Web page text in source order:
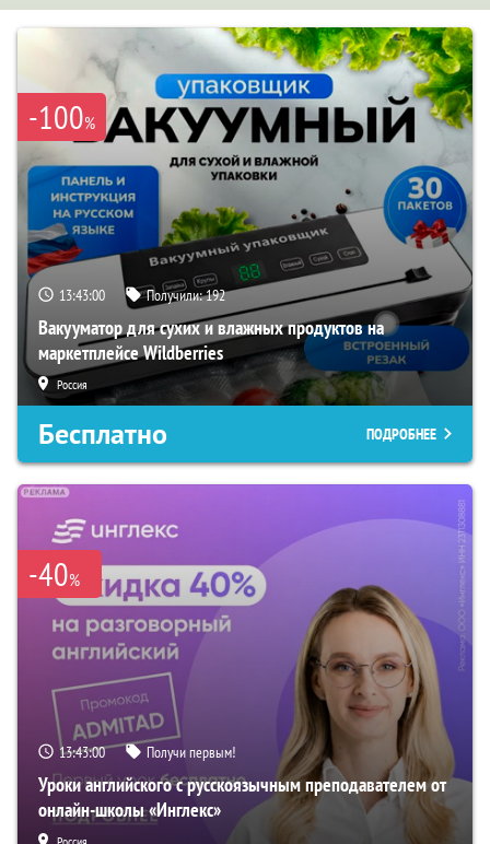
-100%
13:42:59 Получили:192
Вакууматор для сухих и влажных продуктов на
маркетплейсе Wildberries
Россия
Бесплатно ПОДРОБНЕЕ
-40%
13:42:59 Получи первым!
Уроки английского с русскоязычным преподавателем от
онлайн-школы «Инглекс»